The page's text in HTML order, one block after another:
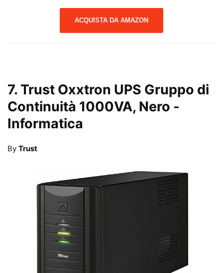
ACQUISTA DA AMAZON
7. Trust Oxxtron UPS Gruppo di
Continuità 1000VA, Nero -
Informatica
By Trust